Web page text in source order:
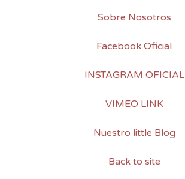
Sobre Nosotros
Facebook Oficial
INSTAGRAM OFICIAL
VIMEO LINK
Nuestro little Blog
Back to site